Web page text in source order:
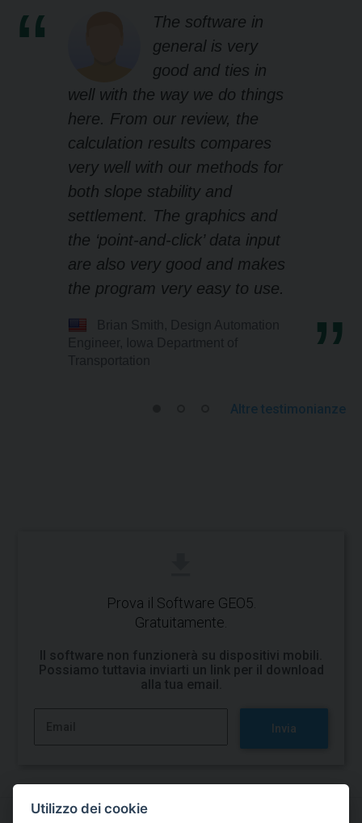
The software in
general is very
good and ties in
well with the way we do things
here. From our review, the
calculation results compares
very well with our methods for
both slope stability and
settlement. The graphics and
the ‘point-and-click’ data input
are also very good and makes
the program very easy to use.
Altre testimonianze
Prova il Software GEO5.
Gratuitamente.
Il software non funzionerà su dispositivi mobili.
Possiamo tuttavia inviarti un link per il download
alla tua email.
Invia
Utilizzo dei cookie